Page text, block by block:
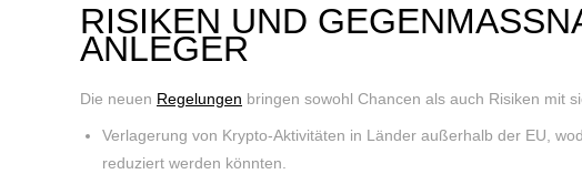
RISIKEN UND
NLEGER
Die neuen Regelungen bringen sowohl Chancen als auch Risiken mit
Verlagerung von Krypto-Aktivitäten in Länder außerhalb der EU,
reduziert werden könnten.